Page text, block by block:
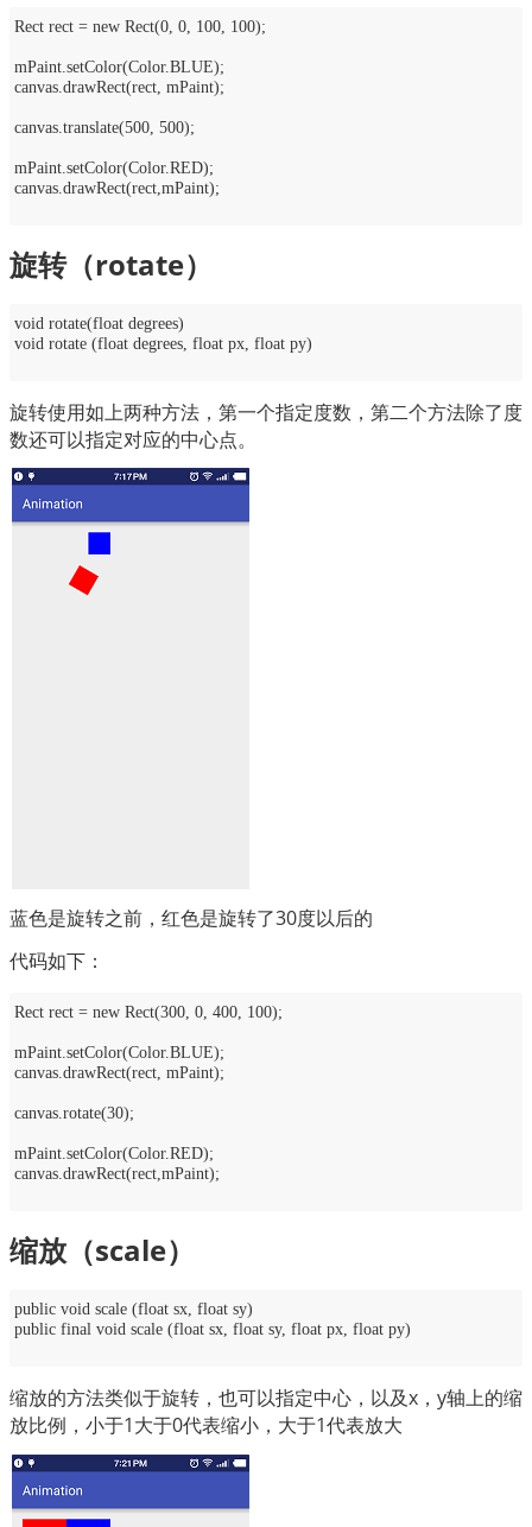
Rect rect = new Rect(0, 0, 100, 100);
mPaint.setColor(Color.BLUE);
canvas.drawRect(rect, mPaint);
canvas.translate(500, 500);
mPaint.setColor(Color.RED);
canvas.drawRect(rect,mPaint);
旋转（rotate）
void rotate(float degrees)
void rotate (float degrees, float px, float py)
旋转使用如上两种方法，第一个指定度数，第二个方法除了度
数还可以指定对应的中心点。
蓝色是旋转之前，红色是旋转了30度以后的
代码如下：
Rect rect = new Rect(300, 0, 400, 100);
mPaint.setColor(Color.BLUE);
canvas.drawRect(rect, mPaint);
canvas.rotate(30);
mPaint.setColor(Color.RED);
canvas.drawRect(rect,mPaint);
缩放（scale）
public void scale (float sx, float sy)
public final void scale (float sx, float sy, float px, float py)
缩放的方法类似于旋转，也可以指定中心，以及x，y轴上的缩
放比例，小于1大于0代表缩小，大于1代表放大